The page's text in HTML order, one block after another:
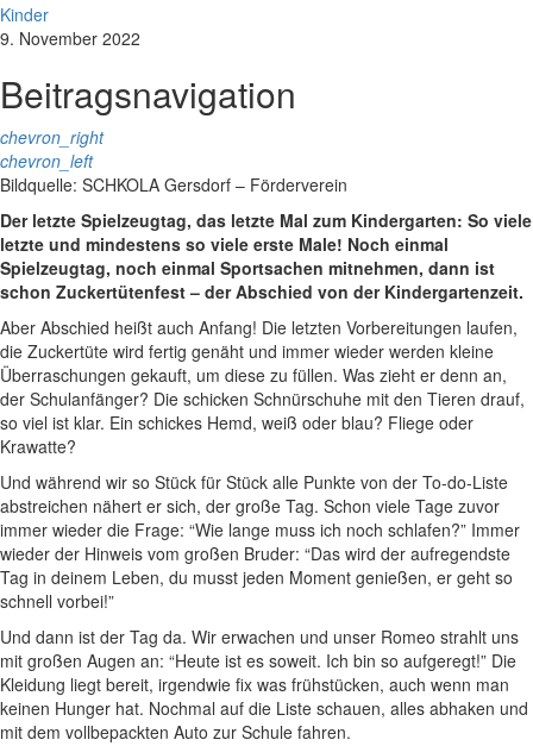
Kinder
9. November 2022
Beitragsnavigation
chevron_right
chevron_left
Bildquelle: SCHKOLA Gersdorf – Förderverein
Der letzte Spielzeugtag, das letzte Mal zum Kindergarten: So viele
letzte und mindestens so viele erste Male! Noch einmal
Spielzeugtag, noch einmal Sportsachen mitnehmen, dann ist
schon Zuckertütenfest – der Abschied von der Kindergartenzeit.
Aber Abschied heißt auch Anfang! Die letzten Vorbereitungen laufen,
die Zuckertüte wird fertig genäht und immer wieder werden kleine
Überraschungen gekauft, um diese zu füllen. Was zieht er denn an,
der Schulanfänger? Die schicken Schnürschuhe mit den Tieren drauf,
so viel ist klar. Ein schickes Hemd, weiß oder blau? Fliege oder
Krawatte?
Und während wir so Stück für Stück alle Punkte von der To-do-Liste
abstreichen nähert er sich, der große Tag. Schon viele Tage zuvor
immer wieder die Frage: “Wie lange muss ich noch schlafen?” Immer
wieder der Hinweis vom großen Bruder: “Das wird der aufregendste
Tag in deinem Leben, du musst jeden Moment genießen, er geht so
schnell vorbei!”
Und dann ist der Tag da. Wir erwachen und unser Romeo strahlt uns
mit großen Augen an: “Heute ist es soweit. Ich bin so aufgeregt!” Die
Kleidung liegt bereit, irgendwie fix was frühstücken, auch wenn man
keinen Hunger hat. Nochmal auf die Liste schauen, alles abhaken und
mit dem vollbepackten Auto zur Schule fahren.